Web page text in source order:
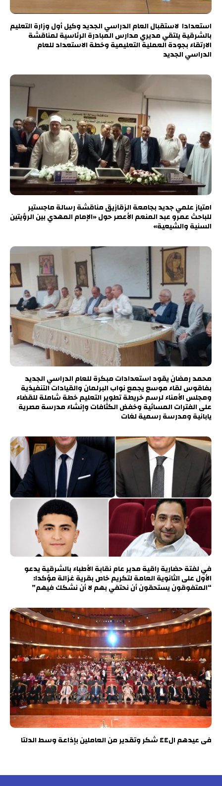
استعدادا لاستقبال العام الدراسي الجديد وكيل أول وزارة التعليم
بالشرقية يلتقي مديري مدارس المبادرة الرئاسية لمناقشة
الارتقاء بجودة العملية التعليمية وخطة الاستعداد للعام
الدراسي الجديد
امتياز علمي جديد بجامعة الزقازيق مناقشة رسالة ماجستير
للباحث عمرو عبد المنعم الأعصر حول «الإمام المهدي بين الرؤيتين
السنية والشيعية»
محمد رمضان يقود استعدادات مبكرة للعام الدراسي الجديد
بفاقوس لقاء موسع يجمع نواب البرلمان والقيادات التنفيذية
ومجلس الأمناء لرسم خريطة تطوير التعليم خطة شاملة للقضاء
على الفترات المسائية وخفض الكثافات وإنشاء مدرسة مصرية
يابانية ومدرسة رسمية لغات
في لفتة حضارية راقية مدير عام نقابة الأطباء بالشرقية يدعو
الأول على الثانوية العامة لتكريم خاص بقرية غزالة مؤكدا:
“المتفوقون يستحقون أن نحتفي بهم لا أن نشكك فيهم”
فى عيدهم ال٤٤ شكر وتقدير من العاملين بإذاعة وسط الدلتا